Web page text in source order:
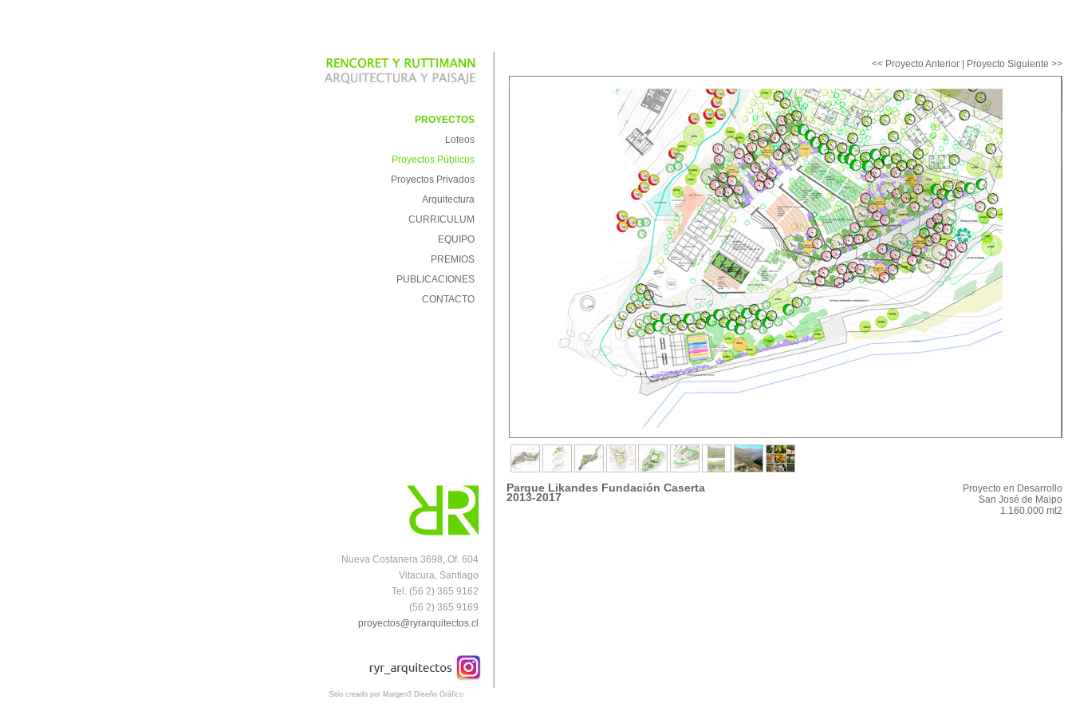
PROYECTOS
Loteos
Proyectos Públicos
Proyectos Privados
Arquitectura
CURRICULUM
EQUIPO
PREMIOS
PUBLICACIONES
CONTACTO
Nueva Costanera 3698, Of. 604
Vitacura, Santiago
Tel. (56 2) 365 9162
(56 2) 365 9169
proyectos@ryrarquitectos.cl
<< Proyecto Anterior Proyecto Siguiente >>
Parque Likandes Fundación Caserta
2013-2017
Proyecto en Desarrollo
San José de Maipo
1.160.000 mt2
Sitio creado por Margen3 Diseño Gráfico